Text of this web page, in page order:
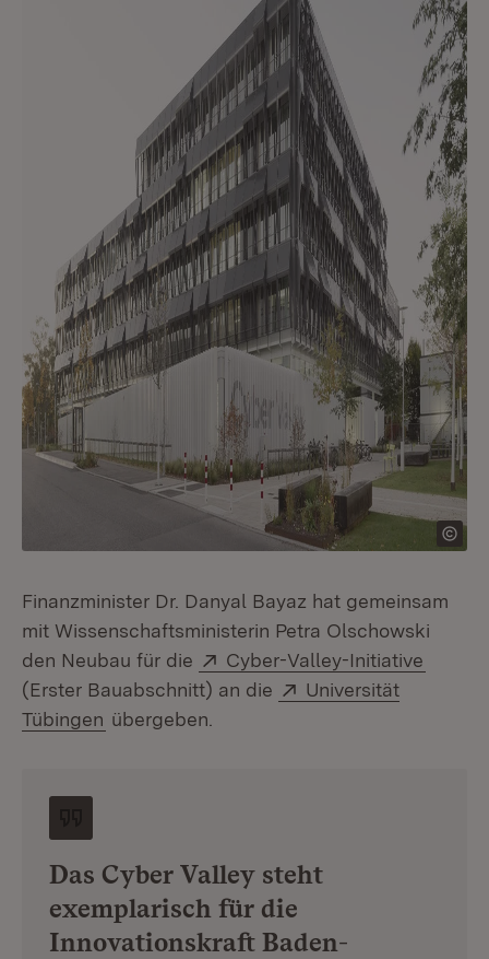
Finanzminister Dr. Danyal Bayaz hat gemeinsam
mit Wissenschaftsministerin Petra Olschowski
den Neubau für die
Extern:
Cyber-Valley-Initiative
(Erster Bauabschnitt) an die
Extern:
Universität
Tübingen (Öffnet in neuem Fenster)
übergeben.
Das Cyber Valley steht
exemplarisch für die
Innovationskraft Baden-